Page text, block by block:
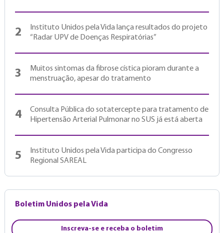
2
Instituto Unidos pela Vida lança resultados do projeto
“Radar UPV de Doenças Respiratórias”
3
Muitos sintomas da fibrose cística pioram durante a
menstruação, apesar do tratamento
4
Consulta Pública do sotatercepte para tratamento de
Hipertensão Arterial Pulmonar no SUS já está aberta
5
Instituto Unidos pela Vida participa do Congresso
Regional SAREAL
Boletim Unidos pela Vida
Inscreva-se e receba o boletim